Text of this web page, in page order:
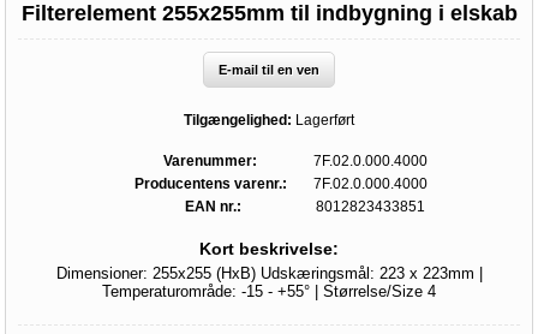
Filterelement 255x255mm til indbygning i elskab
E-mail til en ven
Tilgængelighed: Lagerført
Varenummer:
7F.02.0.000.4000
Producentens varenr.:
7F.02.0.000.4000
EAN nr.:
8012823433851
Kort beskrivelse:
Dimensioner: 255x255 (HxB) Udskæringsmål: 223 x 223mm |
Temperaturområde: -15 - +55° | Størrelse/Size 4